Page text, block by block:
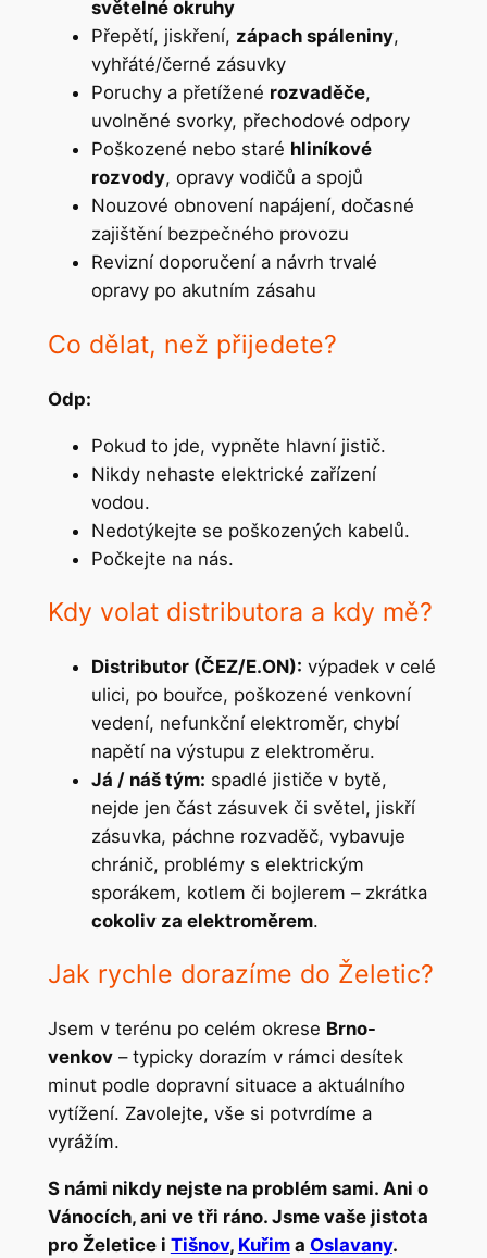
světelné okruhy
Přepětí, jiskření, zápach spáleniny,
vyhřáté/černé zásuvky
Poruchy a přetížené rozvaděče,
uvolněné svorky, přechodové odpory
Poškozené nebo staré hliníkové
rozvody, opravy vodičů a spojů
Nouzové obnovení napájení, dočasné
zajištění bezpečného provozu
Revizní doporučení a návrh trvalé
opravy po akutním zásahu
Co dělat, než přijedete?
Odp:
Pokud to jde, vypněte hlavní jistič.
Nikdy nehaste elektrické zařízení
vodou.
Nedotýkejte se poškozených kabelů.
Počkejte na nás.
Kdy volat distributora a kdy mě?
Distributor (ČEZ/E.ON): výpadek v celé
ulici, po bouřce, poškozené venkovní
vedení, nefunkční elektroměr, chybí
napětí na výstupu z elektroměru.
Já / náš tým: spadlé jističe v bytě,
nejde jen část zásuvek či světel, jiskří
zásuvka, páchne rozvaděč, vybavuje
chránič, problémy s elektrickým
sporákem, kotlem či bojlerem – zkrátka
cokoliv za elektroměrem.
Jak rychle dorazíme do Želetic?
Jsem v terénu po celém okrese Brno-
venkov– typicky dorazím v rámci desítek
minut podle dopravní situace a aktuálního
vytížení. Zavolejte, vše si potvrdíme a
vyrážím.
S námi nikdy nejste na problém sami. Ani o
Vánocích, ani ve tři ráno. Jsme vaše jistota
pro Želetice i Tišnov, Kuřima Oslavany.